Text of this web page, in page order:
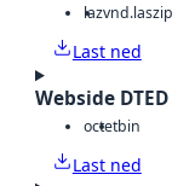
lazvnd.laszip
Last ned
Webside DTED
octetbin
Last ned